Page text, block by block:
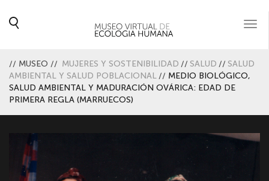
// MUSEO // MUJERES Y SOSTENIBILIDAD // SALUD // SALUD
AMBIENTAL Y SALUD POBLACIONAL // MEDIO BIOLÓGICO,
SALUD AMBIENTAL Y MADURACIÓN OVÁRICA: EDAD DE
PRIMERA REGLA (MARRUECOS)